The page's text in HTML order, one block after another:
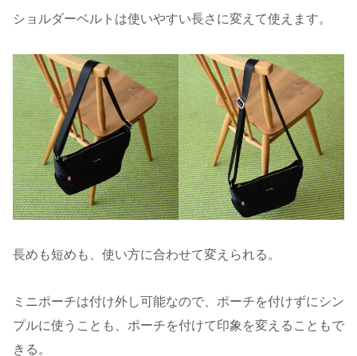
ショルダーベルトは使いやすい長さに変えて使えます。
長めも短めも、使い方に合わせて変えられる。
ミニポーチは付け外し可能なので、ポーチを付けずにシン
プルに使うことも、ポーチを付けて印象を変えることもで
きる。